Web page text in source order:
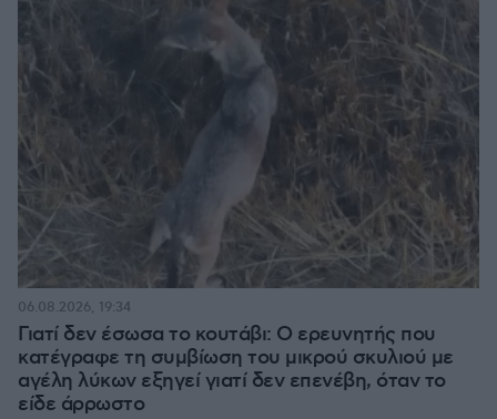
Γιατί δεν έσωσα το κουτάβι: Ο ερευνητής που
κατέγραφε τη συμβίωση του μικρού σκυλιού με
αγέλη λύκων εξηγεί γιατί δεν επενέβη, όταν το
είδε άρρωστο
06.08.2026, 19:34